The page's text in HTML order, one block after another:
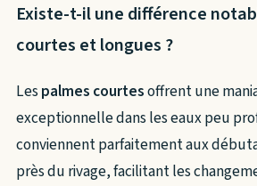
Existe-t-il une différence
courtes et longues ?
Lespalmes courtesoffrent une
exceptionnelle dans les eaux peu
conviennent parfaitement aux
près du rivage, facilitant les